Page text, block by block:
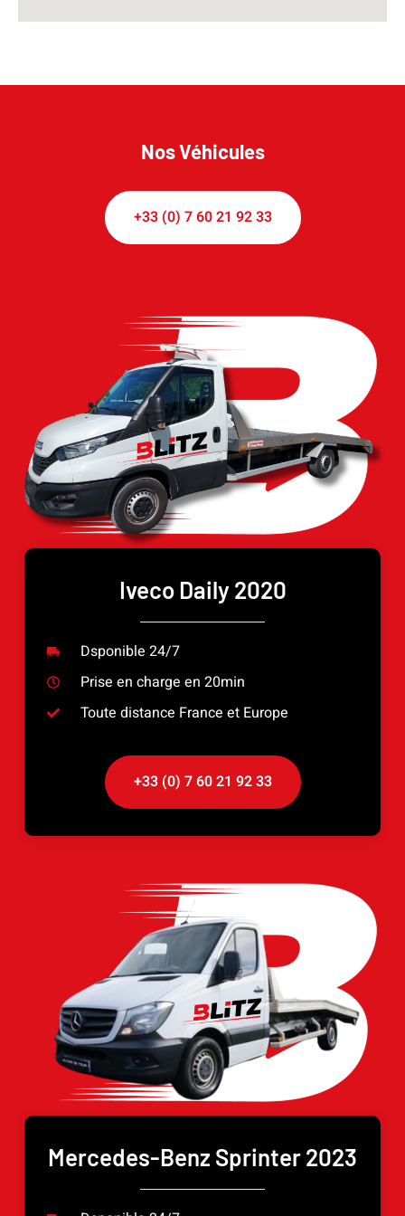
Nos Véhicules
+33 (0) 7 60 21 92 33
Iveco Daily 2020
Dsponible 24/7
Prise en charge en 20min
Toute distance France et Europe
+33 (0) 7 60 21 92 33
Mercedes-Benz Sprinter 2023
FR